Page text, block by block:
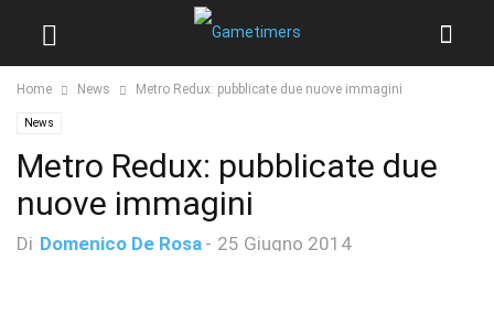
Home News Metro Redux: pubblicate due nuove immagini
News
Metro Redux: pubblicate due
nuove immagini
Di Domenico De Rosa - 25 Giugno 2014